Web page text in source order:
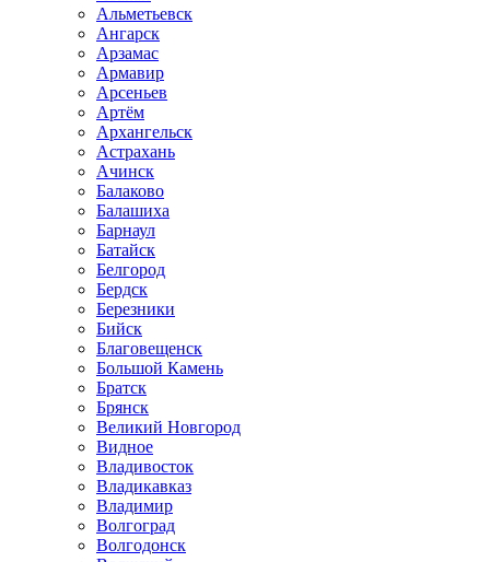
Альметьевск
Ангарск
Арзамас
Армавир
Арсеньев
Артём
Архангельск
Астрахань
Ачинск
Балаково
Балашиха
Барнаул
Батайск
Белгород
Бердск
Березники
Бийск
Благовещенск
Большой Камень
Братск
Брянск
Великий Новгород
Видное
Владивосток
Владикавказ
Владимир
Волгоград
Волгодонск